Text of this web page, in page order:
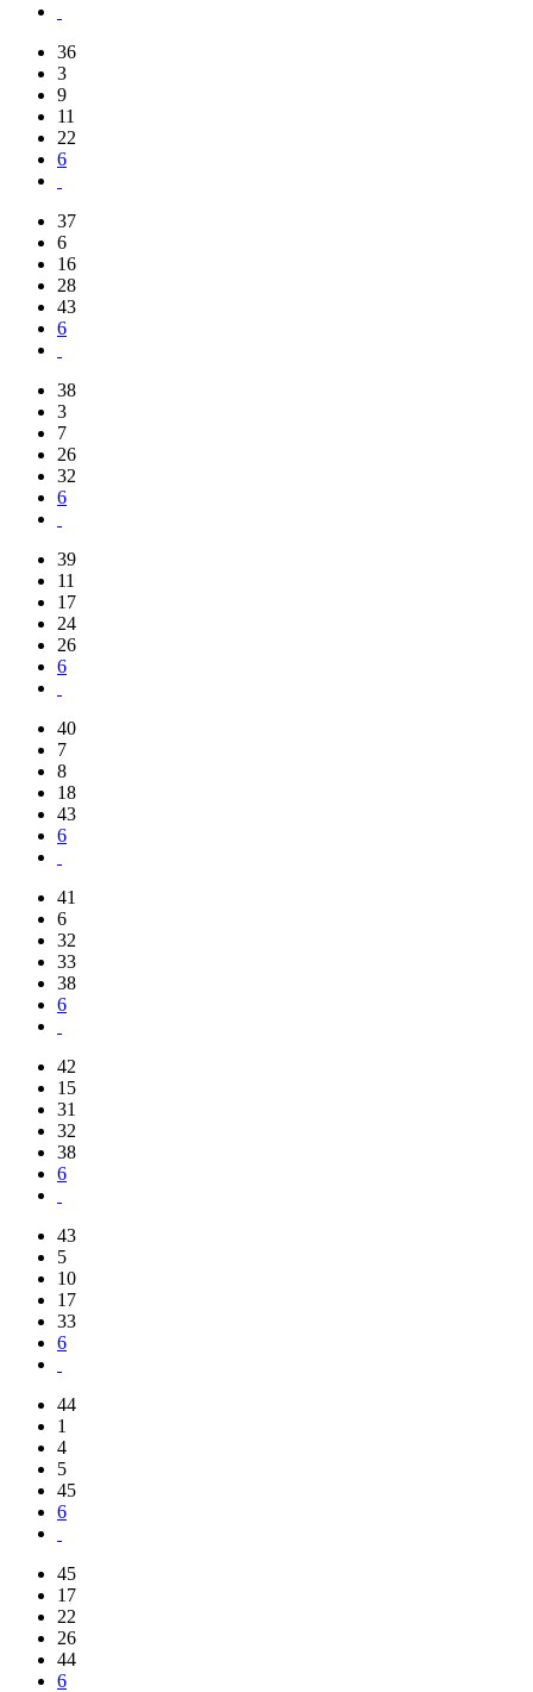
36
3
9
11
22
6
37
6
16
28
43
6
38
3
7
26
32
6
39
11
17
24
26
6
40
7
8
18
43
6
41
6
32
33
38
6
42
15
31
32
38
6
43
5
10
17
33
6
44
1
4
5
45
6
45
17
22
26
44
6